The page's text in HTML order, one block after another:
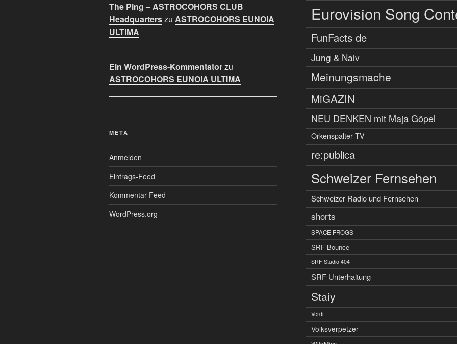
The Ping – ASTROCOHORS CLUB
Headquarterszu ASTROCOHORS EUNOIA
ULTIMA
Ein WordPress-Kommentatorzu
ASTROCOHORS EUNOIA ULTIMA
META
Anmelden
Eintrags-Feed
Kommentar-Feed
WordPress.org
Eurovision Song
FunFacts de
Jung & Naiv
Meinungsmache
MiGAZIN
NEU DENKEN mit Maja Göpel
Orkenspalter TV
re:publica
Schweizer Fernsehen
Schweizer Radio und Fernsehen
shorts
SPACE FROGS
SRF Bounce
SRF Studio 404
SRF Unterhaltung
Staiy
Verdi
Volksverpetzer